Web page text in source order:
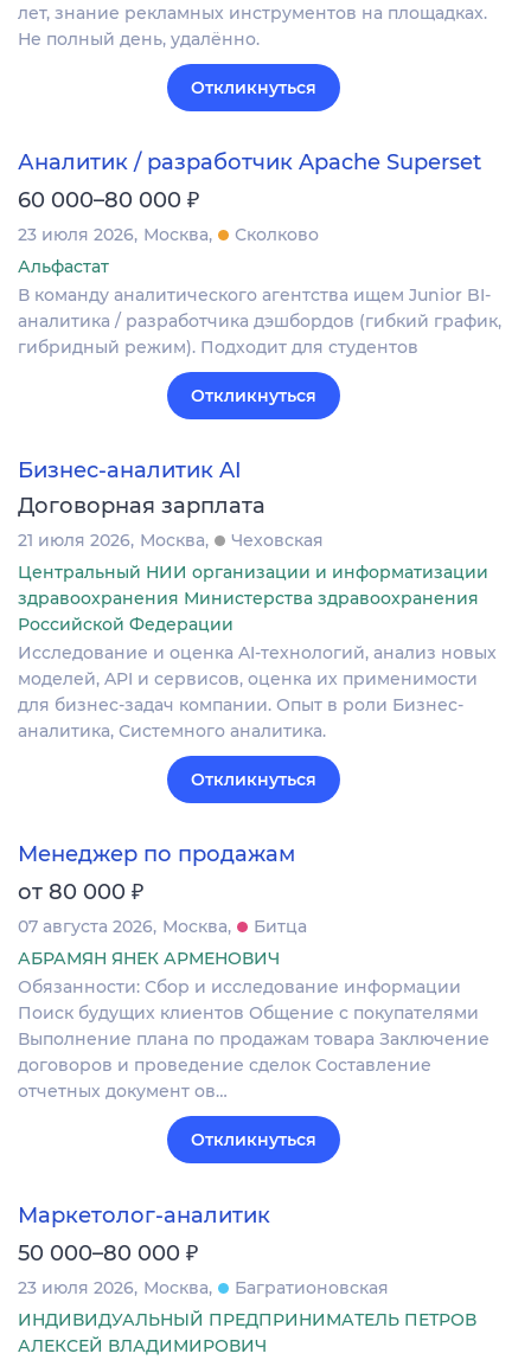
лет, знание рекламных инструментов на площадках.
Не полный день, удалённо.
Откликнуться
Аналитик / разработчик Apache Superset
60 000–80 000 ₽
23 июля 2026 Москва
Сколково
Альфастат
В команду аналитического агентства ищем Junior BI-
аналитика / разработчика дэшбордов (гибкий график,
гибридный режим). Подходит для студентов
Откликнуться
Бизнес-аналитик AI
Договорная зарплата
21 июля 2026 Москва
Чеховская
Центральный НИИ организации и информатизации
здравоохранения Министерства здравоохранения
Российской Федерации
Исследование и оценка AI-технологий, анализ новых
моделей, API и сервисов, оценка их применимости
для бизнес-задач компании. Опыт в роли Бизнес-
аналитика, Системного аналитика.
Откликнуться
Менеджер по продажам
от 80 000 ₽
07 августа 2026 Москва
Битца
АБРАМЯН ЯНЕК АРМЕНОВИЧ
Обязанности: Сбор и исследование информации
Поиск будущих клиентов Общение с покупателями
Выполнение плана по продажам товара Заключение
договоров и проведение сделок Составление
отчетных документ ов…
Откликнуться
Маркетолог-аналитик
50 000–80 000 ₽
23 июля 2026 Москва
Багратионовская
ИНДИВИДУАЛЬНЫЙ ПРЕДПРИНИМАТЕЛЬ ПЕТРОВ
АЛЕКСЕЙ ВЛАДИМИРОВИЧ